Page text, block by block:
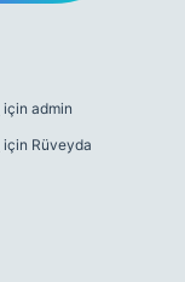
için admin
için Rüveyda